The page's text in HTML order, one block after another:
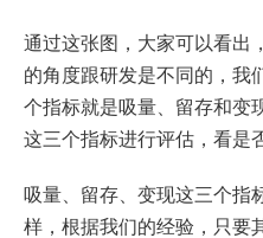
通过这张图，大家可以看出
的角度跟研发是不同的，我
个指标就是吸量、留存和变
这三个指标进行评估，看是
吸量、留存、变现这三个指
样，根据我们的经验，只要